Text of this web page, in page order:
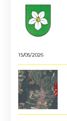
15/05/2026